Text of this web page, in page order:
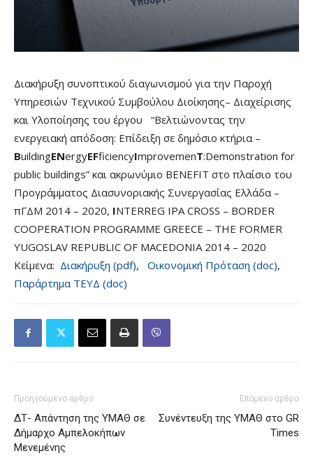
Διακήρυξη συνοπτικού διαγωνισμού για την Παροχή
Υπηρεσιών Τεχνικού Συμβούλου Διοίκησης– Διαχείρισης
και Υλοποίησης του έργου “Βελτιώνοντας την
ενεργειακή απόδοση: Επίδειξη σε δημόσιο κτήρια –
BuildingENergyEFficiencyImprovemenT:Demonstration for
public buildings” και ακρωνύμιο BENEFIT στο πλαίσιο του
Προγράμματος Διασυνοριακής Συνεργασίας Ελλάδα –
πΓΔΜ 2014 – 2020, INTERREG IPA CROSS – BORDER
COOPERATION PROGRAMME GREECE – ΤHE FORMER
YUGOSLAV REPUBLIC OF MACEDONIA 2014 – 2020
Κείμενα: Διακήρυξη (pdf), Οικονομική Πρόταση (doc),
Παράρτημα ΤΕΥΔ (doc)
Προηγούμενο άρθρο
ΔΤ- Απάντηση της ΥΜΑΘ σε
Δήμαρχο Αμπελοκήπων
Μενεμένης
Επόμενο άρθρο
Συνέντευξη της ΥΜΑΘ στο GR
Times